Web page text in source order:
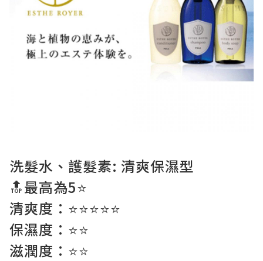
洗髮水、護髮素: 清爽保濕型
🔝最高為5⭐️
清爽度：⭐️⭐️⭐️⭐️⭐️
保濕度：⭐️⭐️
滋潤度：⭐️⭐️